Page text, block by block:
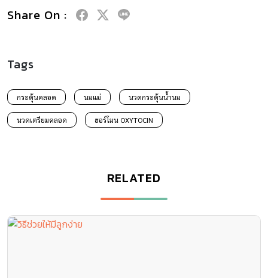
Share On :
Tags
กระตุ้นคลอด นมแม่ นวดกระตุ้นน้ำนม
นวดเตรียมคลอด ฮอร์โมน OXYTOCIN
RELATED